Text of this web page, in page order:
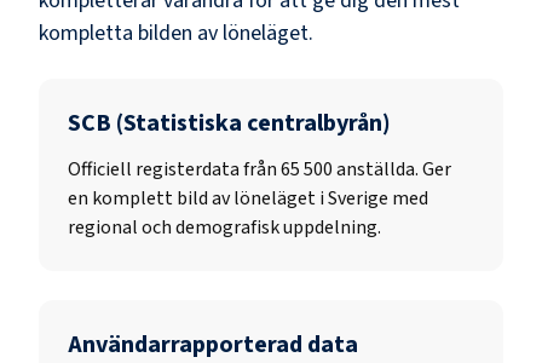
kompletta bilden av löneläget.
SCB (Statistiska centralbyrån)
Officiell registerdata från65 500anställda. Ger
en komplett bild av löneläget i Sverige med
regional och demografisk uppdelning.
Användarrapporterad data